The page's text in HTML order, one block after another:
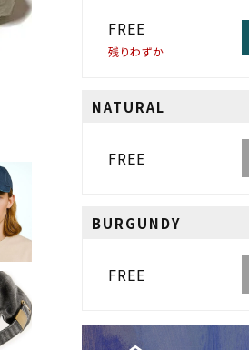
FREE
残りわずか
NATURAL
FREE
BURGUNDY
FREE